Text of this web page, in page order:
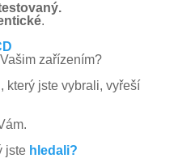
.
zařízením?
který jste vybrali, vyřeší
jste hledali?